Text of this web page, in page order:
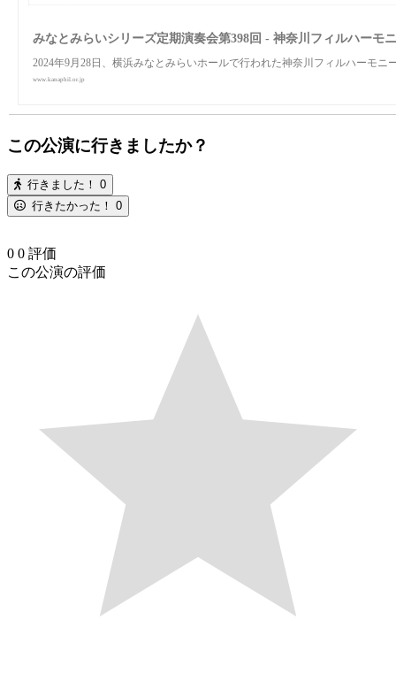
みなとみらいシリーズ定期演奏会第398回 - 神奈川フィルハーモ
2024年9月28日、横浜みなとみらいホールで行われた神奈川フィルハーモニ
www.kanaphil.or.jp
この公演に行きましたか？
行きました！ 0
行きたかった！ 0
0 0 評価
この公演の評価